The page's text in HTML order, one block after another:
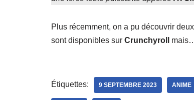
Plus récemment, on a pu découvrir
sont disponibles sur Crunchyroll
Étiquettes: 9 SEPTEMBRE 2023 ANIME